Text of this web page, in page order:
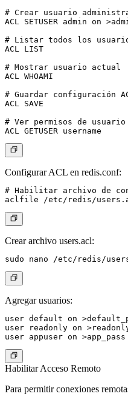
# Crear usuario
ACL SETUSER admin on
# Listar todos los
ACL LIST
# Mostrar usuario actual
ACL WHOAMI
# Guardar configuración
ACL SAVE
# Ver permisos de usuario
Configurar ACL en redis.conf:
# Habilitar archivo de
Crear archivo users.acl:
Agregar usuarios:
user default on
user readonly on
Habilitar Acceso Remoto
Para permitir conexiones